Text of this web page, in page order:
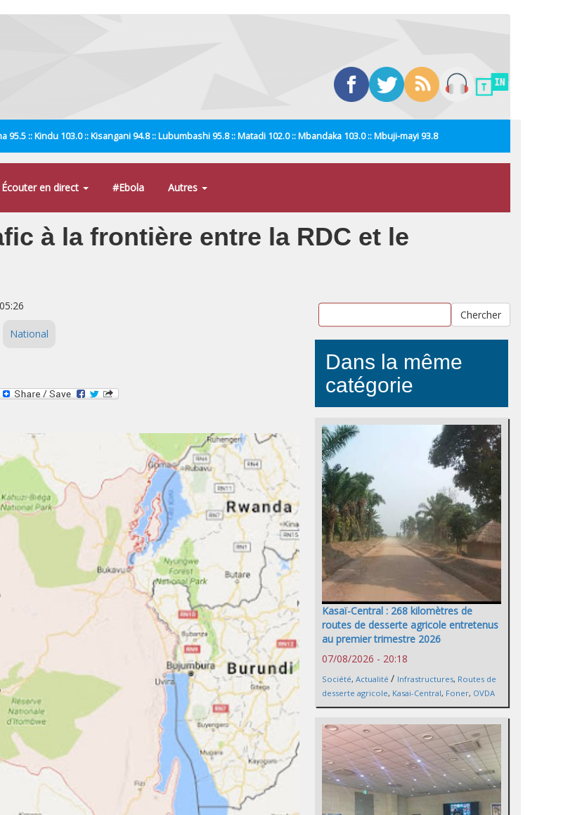
95.5 :: Kindu 103.0 :: Kisangani 94.8 :: Lubumbashi 95.8 :: Matadi 102.0 :: Mbandaka 103.0 :: Mbuji-mayi 93.8
Écouter en direct #Ebola Autres
à la frontière entre la RDC et le
National
Chercher
Dans la même
catégorie
Kasaï-Central : 268 kilomètres de
routes de desserte agricole entretenus
au premier trimestre 2026
07/08/2026 - 20:18
Société, Actualité / Infrastructures, Routes de
desserte agricole, Kasai-Central, Foner, OVDA